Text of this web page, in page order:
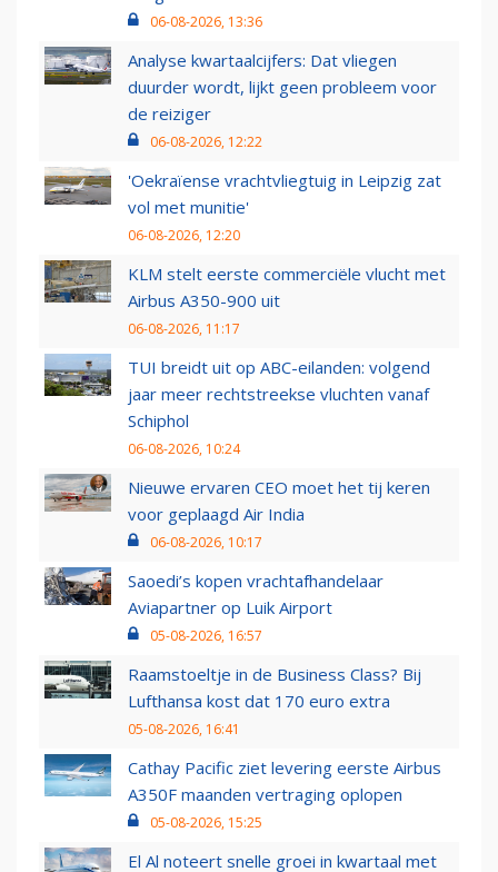
06-08-2026, 13:36
Analyse kwartaalcijfers: Dat vliegen
duurder wordt, lijkt geen probleem voor
de reiziger
06-08-2026, 12:22
'Oekraïense vrachtvliegtuig in Leipzig zat
vol met munitie'
06-08-2026, 12:20
KLM stelt eerste commerciële vlucht met
Airbus A350-900 uit
06-08-2026, 11:17
TUI breidt uit op ABC-eilanden: volgend
jaar meer rechtstreekse vluchten vanaf
Schiphol
06-08-2026, 10:24
Nieuwe ervaren CEO moet het tij keren
voor geplaagd Air India
06-08-2026, 10:17
Saoedi’s kopen vrachtafhandelaar
Aviapartner op Luik Airport
05-08-2026, 16:57
Raamstoeltje in de Business Class? Bij
Lufthansa kost dat 170 euro extra
05-08-2026, 16:41
Cathay Pacific ziet levering eerste Airbus
A350F maanden vertraging oplopen
05-08-2026, 15:25
El Al noteert snelle groei in kwartaal met